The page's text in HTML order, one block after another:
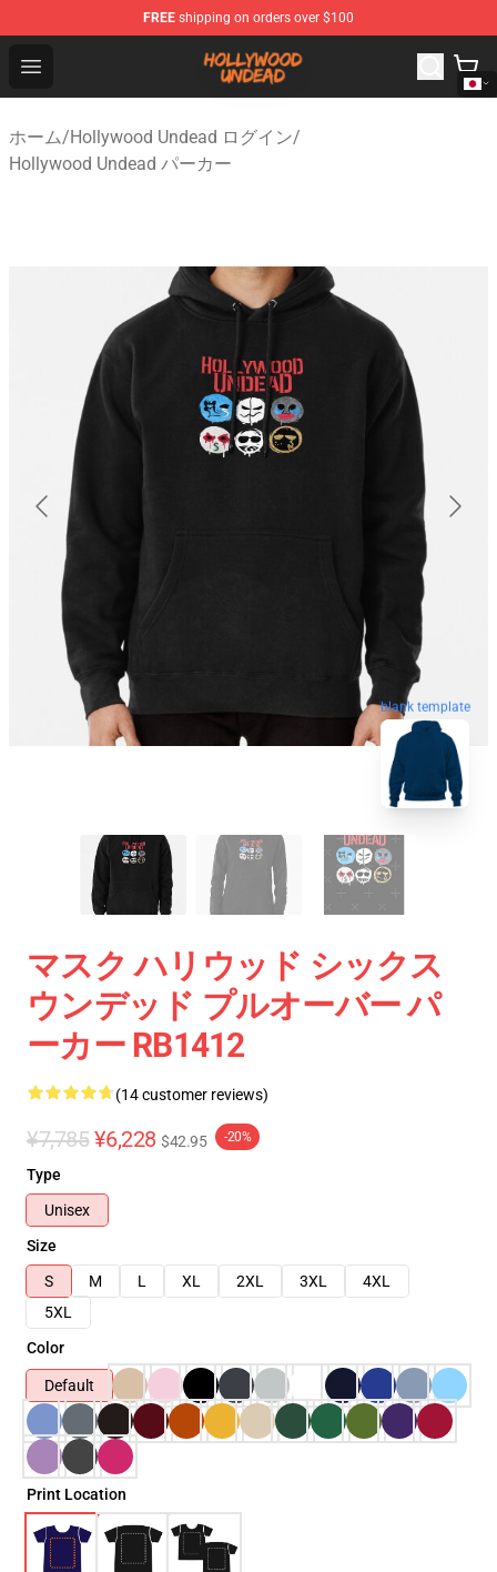
FREE shipping on orders over $100
Open menu
Hollywood Undead Shop - Official Hollywood Undead
ホーム/Hollywood Undead ログイン/
Hollywood Undead パーカー
blank template
マスク ハリウッド シックス
ウンデッド プルオーバー パ
ーカー RB1412
(14 customer reviews)
¥7,785 ¥6,228 $42.95 -20%
Type
Unisex
Size
S
M L XL 2XL 3XL
4XL
5XL
Color
Default
Print Location